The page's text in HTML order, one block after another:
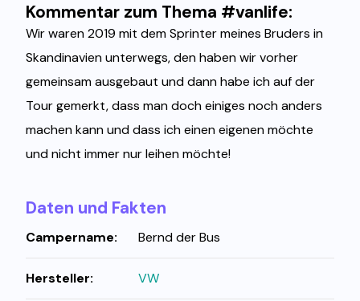
Kommentar zum Thema #vanlife:
Wir waren 2019 mit dem Sprinter meines Bruders in
Skandinavien unterwegs, den haben wir vorher
gemeinsam ausgebaut und dann habe ich auf der
Tour gemerkt, dass man doch einiges noch anders
machen kann und dass ich einen eigenen möchte
und nicht immer nur leihen möchte!
Daten und Fakten
Campername: Bernd der Bus
Hersteller: VW